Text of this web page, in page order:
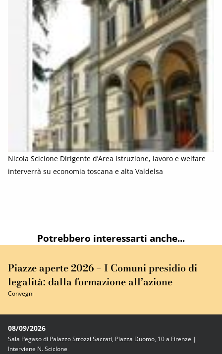
Nicola Sciclone Dirigente d’Area Istruzione, lavoro e welfare
interverrà su economia toscana e alta Valdelsa
Potrebbero interessarti anche...
Piazze aperte 2026 – I Comuni presidio di
legalità: dalla formazione all’azione
Convegni
08/09/2026
Sala Pegaso di Palazzo Strozzi Sacrati, Piazza Duomo, 10 a Firenze |
Interviene N. Sciclone